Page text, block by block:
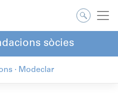
sòcies
· Modeclar